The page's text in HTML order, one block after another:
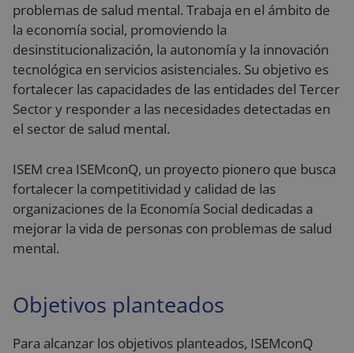
problemas de salud mental. Trabaja en el ámbito de
la economía social, promoviendo la
desinstitucionalización, la autonomía y la innovación
tecnológica en servicios asistenciales. Su objetivo es
fortalecer las capacidades de las entidades del Tercer
Sector y responder a las necesidades detectadas en
el sector de salud mental.
ISEM crea ISEMconQ, un proyecto pionero que busca
fortalecer la competitividad y calidad de las
organizaciones de la Economía Social dedicadas a
mejorar la vida de personas con problemas de salud
mental.
Objetivos planteados
Para alcanzar los objetivos planteados, ISEMconQ